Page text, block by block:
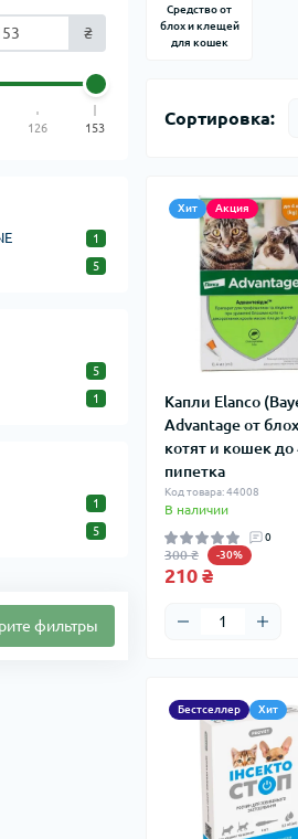
₴
126 153
1
5
5
1
1
5
фильтры
Средство от
блох и клещей
для кошек
Сортировка:
Хит Акция
Капли Elanco
Advantage от
котят и кошек до
пипетка
Код товара: 44008
В наличии
0
300 ₴ -30%
210 ₴
Бестселлер Хит